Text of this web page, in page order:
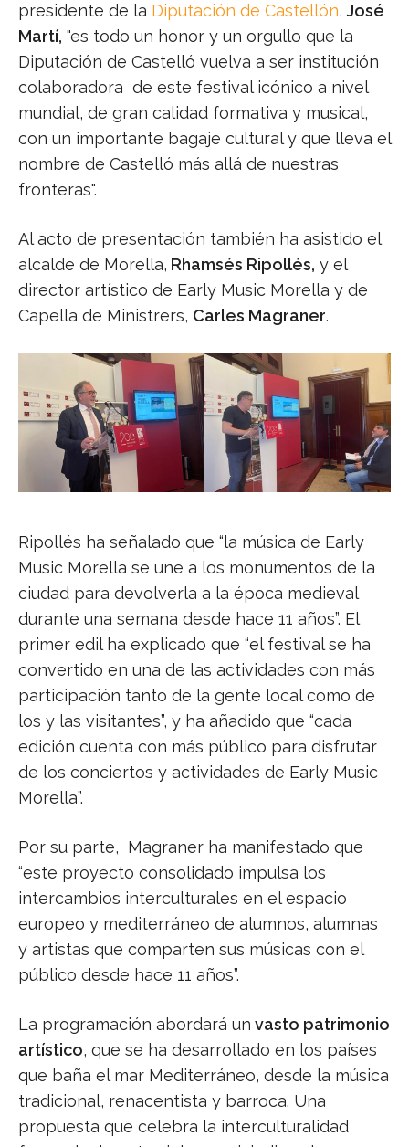
presidente de la Diputación de Castellón, José
Martí, "es todo un honor y un orgullo que la
Diputación de Castelló vuelva a ser institución
colaboradora de este festival icónico a nivel
mundial, de gran calidad formativa y musical,
con un importante bagaje cultural y que lleva el
nombre de Castelló más allá de nuestras
fronteras".
Al acto de presentación también ha asistido el
alcalde de Morella, Rhamsés Ripollés, y el
director artístico de Early Music Morella y de
Capella de Ministrers, Carles Magraner.
Ripollés ha señalado que “la música de Early
Music Morella se une a los monumentos de la
ciudad para devolverla a la época medieval
durante una semana desde hace 11 años”. El
primer edil ha explicado que “el festival se ha
convertido en una de las actividades con más
participación tanto de la gente local como de
los y las visitantes”, y ha añadido que “cada
edición cuenta con más público para disfrutar
de los conciertos y actividades de Early Music
Morella”.
Por su parte, Magraner ha manifestado que
“este proyecto consolidado impulsa los
intercambios interculturales en el espacio
europeo y mediterráneo de alumnos, alumnas
y artistas que comparten sus músicas con el
público desde hace 11 años”.
La programación abordará un vasto patrimonio
artístico, que se ha desarrollado en los países
que baña el mar Mediterráneo, desde la música
tradicional, renacentista y barroca. Una
propuesta que celebra la interculturalidad